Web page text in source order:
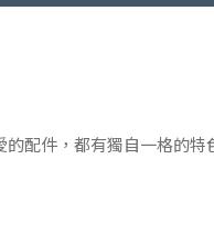
配件，都有獨自一格的